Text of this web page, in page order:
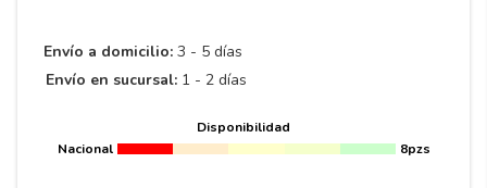
Envío a domicilio: 3 - 5 días
Envío en sucursal: 1 - 2 días
Disponibilidad
Nacional
8pzs